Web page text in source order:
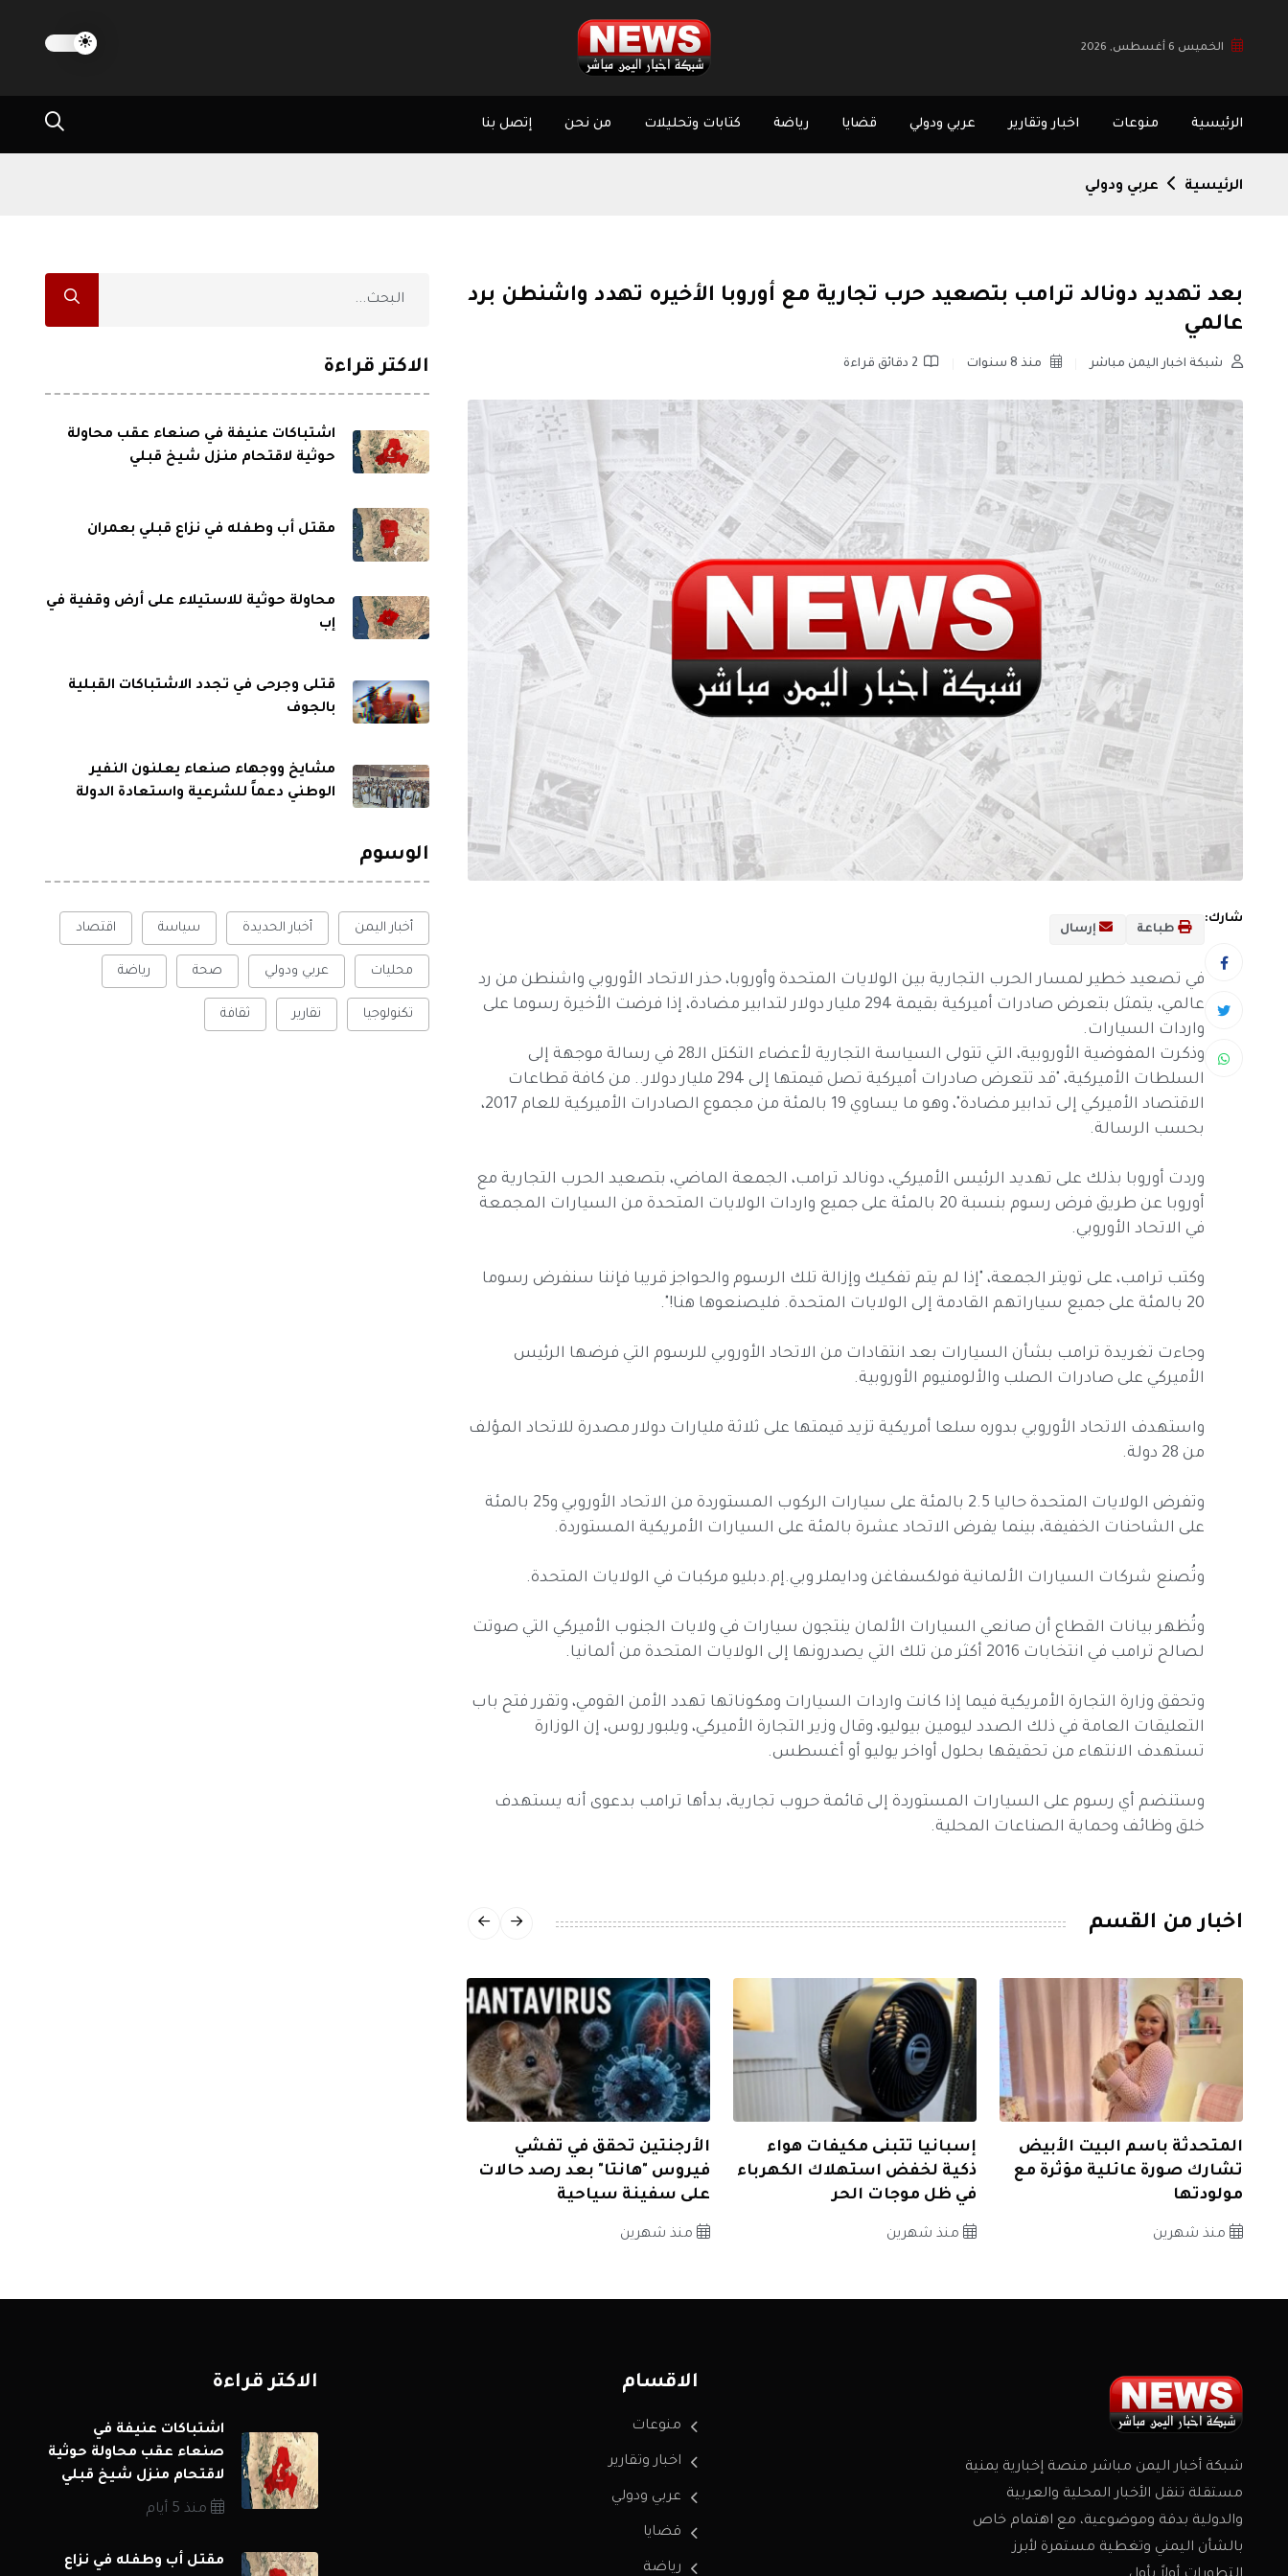
الخميس 6 أغسطس, 2026
الرئيسية منوعات اخبار وتقارير عربي ودولي قضايا رياضة كتابات وتحليلات من نحن إتصل بنا
الرئيسية عربي ودولي
بعد تهديد دونالد ترامب بتصعيد حرب تجارية مع أوروبا الأخيره تهدد واشنطن برد
عالمي
شبكة اخبار اليمن مباشر منذ 8 سنوات 2 دقائق قراءة
شارك:
طباعة إرسال
في تصعيد خطير لمسار الحرب التجارية بين الولايات المتحدة وأوروبا، حذر الاتحاد الأوروبي واشنطن من رد
عالمي، يتمثل بتعرض صادرات أميركية بقيمة 294 مليار دولار لتدابير مضادة، إذا فرضت الأخيرة رسوما على
واردات السيارات.
وذكرت المفوضية الأوروبية، التي تتولى السياسة التجارية لأعضاء التكتل الـ28 في رسالة موجهة إلى
السلطات الأميركية، "قد تتعرض صادرات أميركية تصل قيمتها إلى 294 مليار دولار.. من كافة قطاعات
الاقتصاد الأميركي إلى تدابير مضادة"، وهو ما يساوي 19 بالمئة من مجموع الصادرات الأميركية للعام 2017،
بحسب الرسالة.
وردت أوروبا بذلك على تهديد الرئيس الأميركي، دونالد ترامب، الجمعة الماضي، بتصعيد الحرب التجارية مع
أوروبا عن طريق فرض رسوم بنسبة 20 بالمئة على جميع واردات الولايات المتحدة من السيارات المجمعة
في الاتحاد الأوروبي.
وكتب ترامب، على تويتر الجمعة، "إذا لم يتم تفكيك وإزالة تلك الرسوم والحواجز قريبا فإننا سنفرض رسوما
20 بالمئة على جميع سياراتهم القادمة إلى الولايات المتحدة. فليصنعوها هنا!".
وجاءت تغريدة ترامب بشأن السيارات بعد انتقادات من الاتحاد الأوروبي للرسوم التي فرضها الرئيس
الأميركي على صادرات الصلب والألومنيوم الأوروبية.
واستهدف الاتحاد الأوروبي بدوره سلعا أمريكية تزيد قيمتها على ثلاثة مليارات دولار مصدرة للاتحاد المؤلف
من 28 دولة.
وتفرض الولايات المتحدة حاليا 2.5 بالمئة على سيارات الركوب المستوردة من الاتحاد الأوروبي و25 بالمئة
على الشاحنات الخفيفة، بينما يفرض الاتحاد عشرة بالمئة على السيارات الأمريكية المستوردة.
وتُصنع شركات السيارات الألمانية فولكسفاغن ودايملر وبي.إم.دبليو مركبات في الولايات المتحدة.
وتُظهر بيانات القطاع أن صانعي السيارات الألمان ينتجون سيارات في ولايات الجنوب الأميركي التي صوتت
لصالح ترامب في انتخابات 2016 أكثر من تلك التي يصدرونها إلى الولايات المتحدة من ألمانيا.
وتحقق وزارة التجارة الأمريكية فيما إذا كانت واردات السيارات ومكوناتها تهدد الأمن القومي، وتقرر فتح باب
التعليقات العامة في ذلك الصدد ليومين بيوليو، وقال وزير التجارة الأميركي، ويلبور روس، إن الوزارة
تستهدف الانتهاء من تحقيقها بحلول أواخر يوليو أو أغسطس.
وستنضم أي رسوم على السيارات المستوردة إلى قائمة حروب تجارية، بدأها ترامب بدعوى أنه يستهدف
خلق وظائف وحماية الصناعات المحلية.
اخبار من القسم
المتحدثة باسم البيت الأبيض
تشارك صورة عائلية مؤثرة مع
مولودتها
منذ شهرين
إسبانيا تتبنى مكيفات هواء
ذكية لخفض استهلاك الكهرباء
في ظل موجات الحر
منذ شهرين
الأرجنتين تحقق في تفشي
فيروس "هانتا" بعد رصد حالات
على سفينة سياحية
منذ شهرين
الاكثر قراءة
اشتباكات عنيفة في صنعاء عقب محاولة
حوثية لاقتحام منزل شيخ قبلي
مقتل أب وطفله في نزاع قبلي بعمران
محاولة حوثية للاستيلاء على أرض وقفية في
إب
قتلى وجرحى في تجدد الاشتباكات القبلية
بالجوف
مشايخ ووجهاء صنعاء يعلنون النفير
الوطني دعماً للشرعية واستعادة الدولة
الوسوم
أخبار اليمن أخبار الحديدة سياسة اقتصاد
محليات عربي ودولي صحة رياضة
تكنولوجيا تقارير ثقافة
شبكة أخبار اليمن مباشر منصة إخبارية يمنية
مستقلة تنقل الأخبار المحلية والعربية
والدولية بدقة وموضوعية، مع اهتمام خاص
بالشأن اليمني وتغطية مستمرة لأبرز
الاقسام
منوعات
اخبار وتقارير
عربي ودولي
قضايا
رياضة
الاكثر قراءة
اشتباكات عنيفة في
صنعاء عقب محاولة حوثية
لاقتحام منزل شيخ قبلي
منذ 5 أيام
مقتل أب وطفله في نزاع